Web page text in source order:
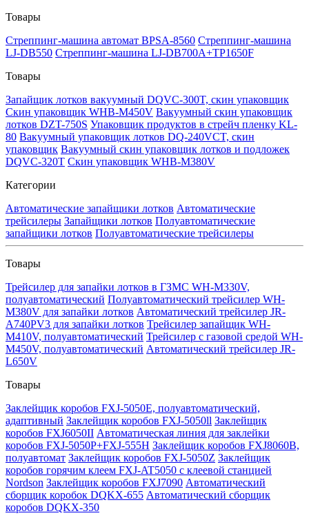
Товары
Стреппинг-машина автомат BPSA-8560 Стреппинг-машина
LJ-DB550 Стреппинг-машина LJ-DB700A+TP1650F
Товары
Запайщик лотков вакуумный DQVC-300T, скин упаковщик
Скин упаковщик WHB-M450V Вакуумный скин упаковщик
лотков DZT-750S Упаковщик продуктов в стрейч пленку KL-
80 Вакуумный упаковщик лотков DQ-240VCT, скин
упаковщик Вакуумный скин упаковщик лотков и подложек
DQVC-320T Скин упаковщик WHB-M380V
Категории
Автоматические запайщики лотков Автоматические
трейсилеры Запайщики лотков Полуавтоматические
запайщики лотков Полуавтоматические трейсилеры
Товары
Трейсилер для запайки лотков в ГЗМС WH-M330V,
полуавтоматический Полуавтоматический трейсилер WH-
M380V для запайки лотков Автоматический трейсилер JR-
A740PV3 для запайки лотков Трейсилер запайщик WH-
M410V, полуавтоматический Трейсилер с газовой средой WH-
M450V, полуавтоматический Автоматический трейсилер JR-
L650V
Товары
Заклейщик коробов FXJ-5050E, полуавтоматический,
адаптивный Заклейщик коробов FXJ-5050ll Заклейщик
коробов FXJ6050II Автоматическая линия для заклейки
коробов FXJ-5050P+FXJ-555H Заклейщик коробов FXJ8060B,
полуавтомат Заклейщик коробов FXJ-5050Z Заклейщик
коробов горячим клеем FXJ-AT5050 с клеевой станцией
Nordson Заклейщик коробов FXJ7090 Автоматический
сборщик коробок DQKX-655 Автоматический сборщик
коробов DQKX-350